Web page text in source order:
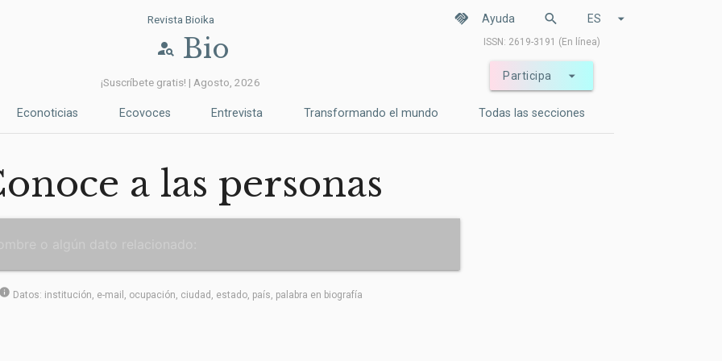
Revista Bioika
person_search Bio
¡Suscríbete gratis! | Agosto, 2026
handshake Ayuda search arrow_drop_down
ES
ISSN: 2619-3191 (En línea)
arrow_drop_down
Participa
Econoticias Ecovoces Entrevista Transformando el mundo Todas las secciones
a las personas
info Datos: institución, e-mail, ocupación, ciudad, estado, país, palabra en biografía